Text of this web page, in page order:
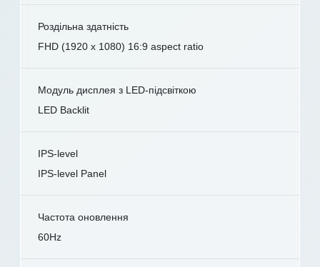
Роздільна здатність
FHD (1920 x 1080) 16:9 aspect ratio
Модуль дисплея з LED-підсвіткою
LED Backlit
IPS-level
IPS-level Panel
Частота оновлення
60Hz